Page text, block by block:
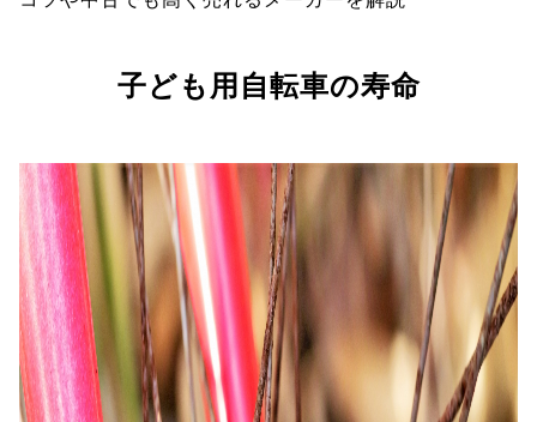
子ども用自転車の寿命